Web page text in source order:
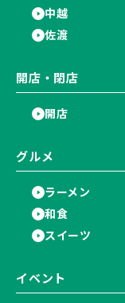
中越
佐渡
開店・閉店
開店
グルメ
ラーメン
和食
スイーツ
イベント